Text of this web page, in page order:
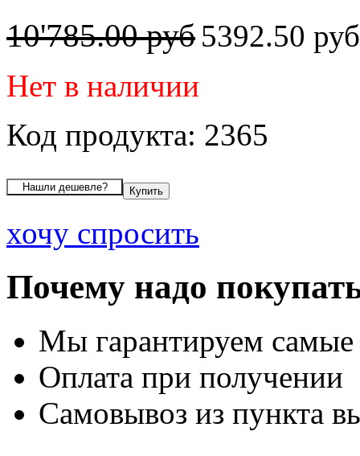
10'785.00 руб 5392.50
Нет в наличии
Код продукта: 2365
хочу спросить
Почему надо
Мы гарантируем
Оплата при получении
Самовывоз из пункта